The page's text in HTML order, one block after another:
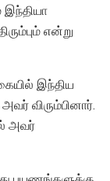
என்று
இந்திய
விரும்பினார்.
அவர்